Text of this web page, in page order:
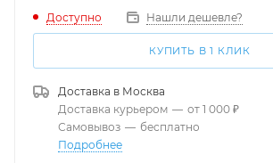
Доступно Нашли дешевле?
КУПИТЬ В 1 КЛИК
Доставка в Москва
Доставка курьером — от 1 000 ₽
Самовывоз — бесплатно
Подробнее